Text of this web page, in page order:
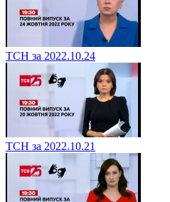
ТСН за 2022.10.24
ТСН за 2022.10.21